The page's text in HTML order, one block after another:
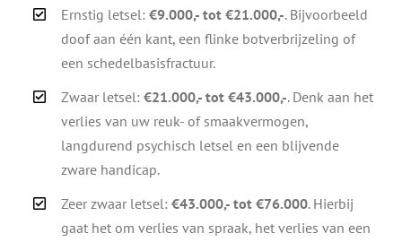
Ernstig letsel:€9.000,- tot €21.000,-. Bijvoorbeeld
doof aan één kant, een flinke botverbrijzeling of
een schedelbasisfractuur.
Zwaar letsel:€21.000,- tot €43.000,-. Denk aan het
verlies van uw reuk- of smaakvermogen,
langdurend psychisch letsel en een blijvende
zware handicap.
Zeer zwaar letsel:€43.000,- tot €76.000. Hierbij
gaat het om verlies van spraak, het verlies van een